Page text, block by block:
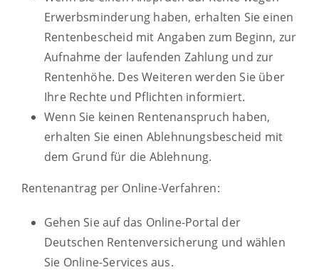
Erwerbsminderung haben, erhalten Sie einen
Rentenbescheid mit Angaben zum Beginn, zur
Aufnahme der laufenden Zahlung und zur
Rentenhöhe. Des Weiteren werden Sie über
Ihre Rechte und Pflichten informiert.
Wenn Sie keinen Rentenanspruch haben,
erhalten Sie einen Ablehnungsbescheid mit
dem Grund für die Ablehnung.
Rentenantrag per Online-Verfahren:
Gehen Sie auf das Online-Portal der
Deutschen Rentenversicherung und wählen
Sie Online-Services aus.